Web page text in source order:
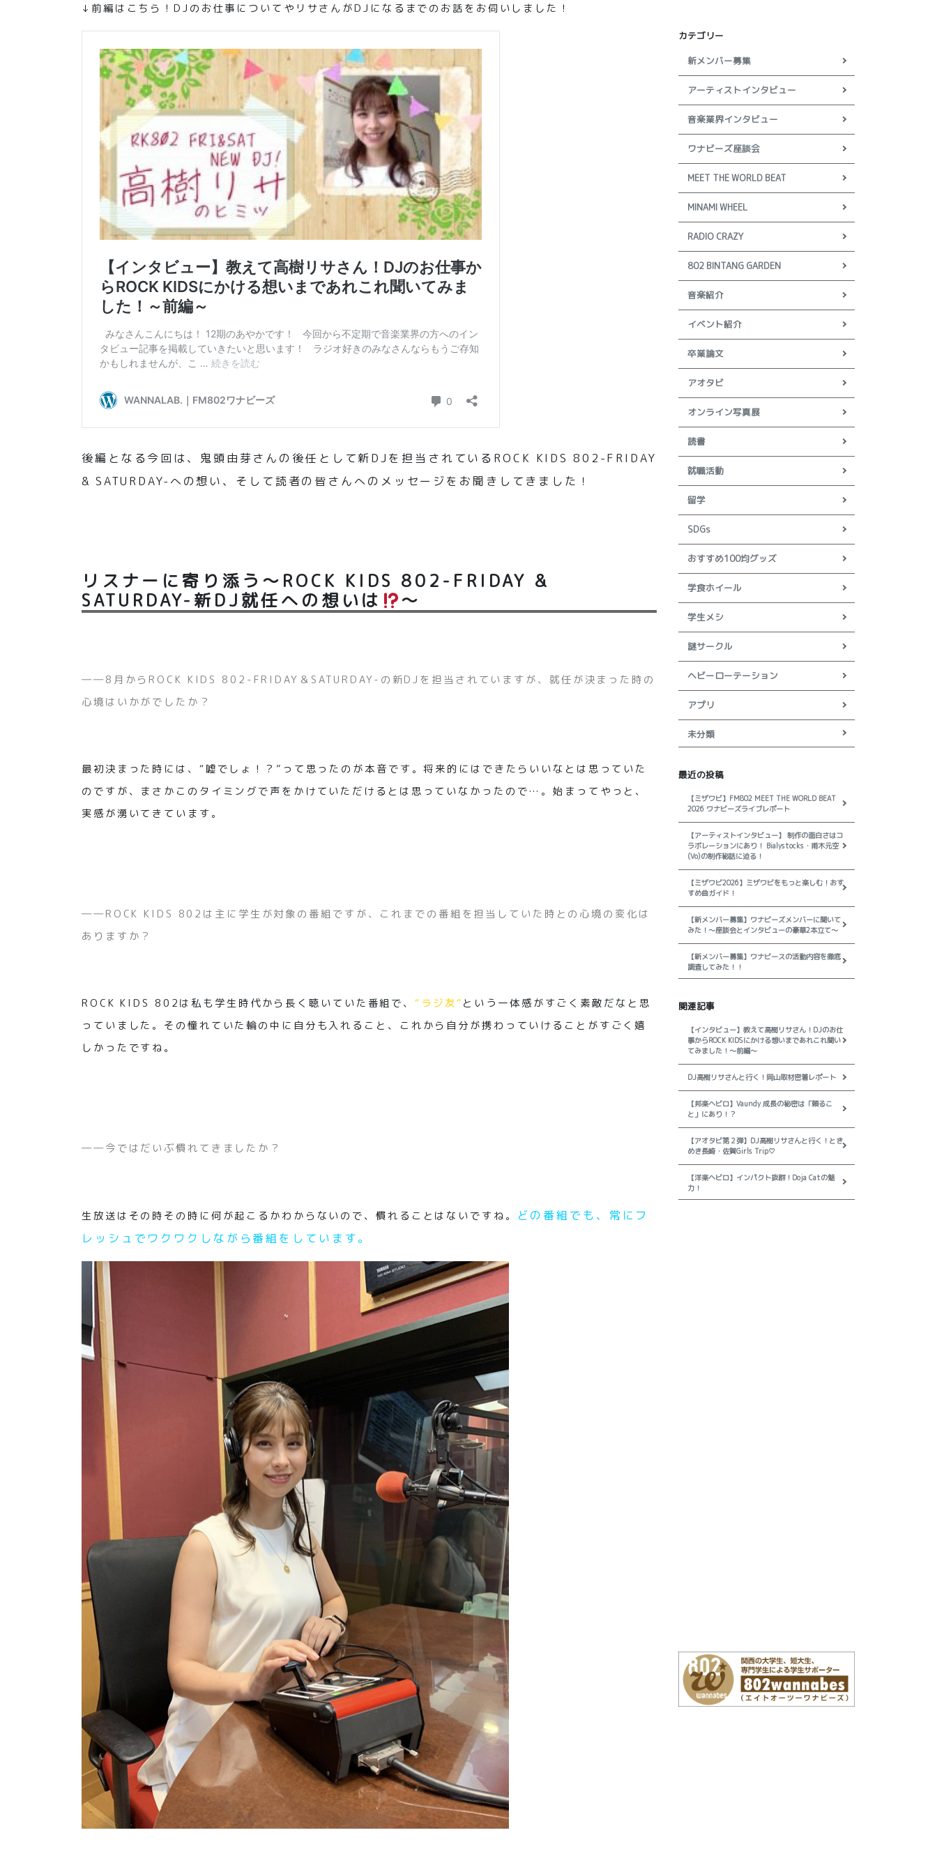
↓前編はこちら！DJのお仕事についてやリサさんがDJになるまでのお話をお伺いしました！
後編となる今回は、鬼頭由芽さんの後任として新DJを担当されているROCK KIDS 802-FRIDAY
& SATURDAY-への想い、そして読者の皆さんへのメッセージをお聞きしてきました！
リスナーに寄り添う～ROCK KIDS 802-FRIDAY &
SATURDAY-新DJ就任への想いは
～
――8月からROCK KIDS 802-FRIDAY＆SATURDAY-の新DJを担当されていますが、就任が決まった時の
心境はいかがでしたか？
最初決まった時には、“嘘でしょ！？”って思ったのが本音です。将来的にはできたらいいなとは思っていた
のですが、まさかこのタイミングで声をかけていただけるとは思っていなかったので…。始まってやっと、
実感が湧いてきています。
――ROCK KIDS 802は主に学生が対象の番組ですが、これまでの番組を担当していた時との心境の変化は
ありますか？
ROCK KIDS 802は私も学生時代から長く聴いていた番組で、“ラジ友” という一体感がすごく素敵だなと思
っていました。その憧れていた輪の中に自分も入れること、これから自分が携わっていけることがすごく嬉
しかったですね。
――今ではだいぶ慣れてきましたか？
生放送はその時その時に何が起こるかわからないので、慣れることはないですね。
どの番組でも、常にフ
レッシュでワクワクしながら番組をしています。
カテゴリー
新メンバー募集
アーティストインタビュー
音楽業界インタビュー
ワナビーズ座談会
MEET THE WORLD BEAT
MINAMI WHEEL
RADIO CRAZY
802 BINTANG GARDEN
音楽紹介
イベント紹介
卒業論文
アオタビ
オンライン写真展
読書
就職活動
留学
SDGs
おすすめ100均グッズ
学食ホイール
学生メシ
謎サークル
ヘビーローテーション
アプリ
未分類
最近の投稿
【ミザワビ】FM802 MEET THE WORLD BEAT
2026 ワナビーズライブレポート
【アーティストインタビュー】 制作の面白さはコ
ラボレーションにあり！ Bialystocks・甫木元空
(Vo)の制作秘話に迫る！
【ミザワビ2026】ミザワビをもっと楽しむ！おす
すめ曲ガイド！
【新メンバー募集】ワナビーズメンバーに聞いて
みた！～座談会とインタビューの豪華2本立て～
【新メンバー募集】ワナビースの活動内容を徹底
調査してみた！！
関連記事
【インタビュー】教えて高樹リサさん！DJのお仕
事からROCK KIDSにかける想いまであれこれ聞い
てみました！～前編～
DJ高樹リサさんと行く！岡山取材密着レポート
【邦楽ヘビロ】Vaundy 成長の秘密は「頼るこ
と」にあり！？
【アオタビ第２弾】DJ高樹リサさんと行く！とき
めき長崎・佐賀Girls Trip♡
【洋楽ヘビロ】インパクト抜群！Doja Catの魅
力！